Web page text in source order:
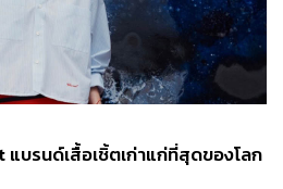
แบรนด์เสื้อเชิ้ตเก่าแก่ที่สุดของโลก